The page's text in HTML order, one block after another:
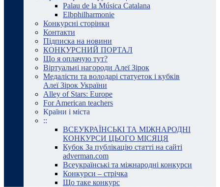
Palau de la Música Catalana
Elbphilharmonie
Конкурсні сторінки
Контакти
Підписка на новини
КОНКУРСНИЙ ПОРТАЛ
Що я оплачую тут?
Віртуальні нагороди Алеї Зірок
Медалісти та володарі статуеток і кубків
Алеї Зірок України
Alley of Stars: Europe
For American teachers
Країни і міста
::
ВСЕУКРАЇНСЬКІ ТА МІЖНАРОДНІ
КОНКУРСИ ЦЬОГО МІСЯЦЯ
Кубок За публікацію статті на сайті
adverman.com
Всеукраїнські та міжнародні конкурси
Конкурси – стрічка
Що таке конкурс